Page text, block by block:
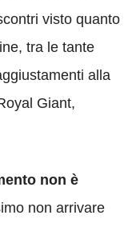
visto quanto
tra le tante
alla
Giant,
non è
non arrivare